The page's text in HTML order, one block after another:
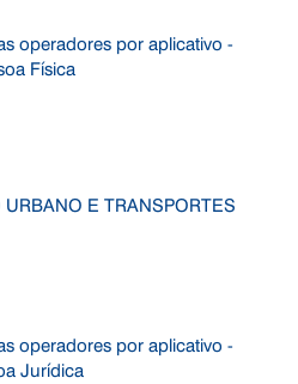
operadores por aplicativo -
Física
operadores por aplicativo -
Jurídica